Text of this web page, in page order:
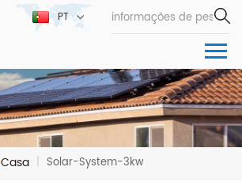
PT
Casa | Solar-System-3kw